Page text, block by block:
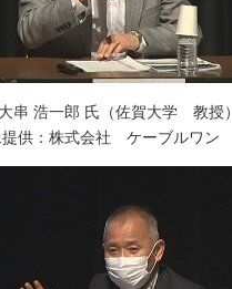
串 浩一郎 氏（佐賀大学 教授）
提供：株式会社 ケーブルワン